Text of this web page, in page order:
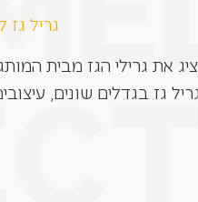
גריל גז
גז בגדלים שונים,